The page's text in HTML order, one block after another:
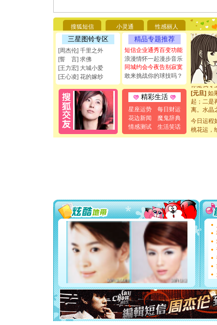
搜狐短信 小灵通 性感丽人
三星图铃专区
[周杰伦] 千里之外
[誓 言] 求佛
[王力宏] 大城小爱
[王心凌] 花的嫁纱
精品专题推荐
短信企业通秀百变功能
浪漫情怀一起漫步音乐
同城约会今夜告别寂寞
敢来挑战你的球技吗？
精彩生活
星座运势
每日财运
花边新闻
魔鬼辞典
情感测试
生活笑话
[圣诞节]
能正大光
都要快乐
[圣诞节]
如意,快
[元旦]看
断电。爱
你是我专
[元旦]如
起；二是
离。水晶
[元旦] 当
泣，这痛
卖了。水
[春节]风
要平安！
[圣诞节]
能正大
都要快乐
[圣诞节]
如意,快
[元旦]
看
断电。
你是我
[元旦] 如
起；二是
离。水晶
[元旦]当
泣，这痛
卖了。水
今日运程
桃花运，